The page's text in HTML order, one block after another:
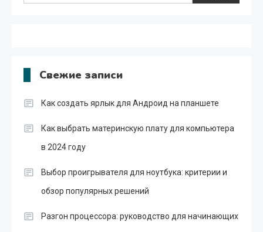
Свежие записи
Как создать ярлык для Андроид на планшете
Как выбрать материнскую плату для компьютера
в 2024 году
Выбор проигрывателя для ноутбука: критерии и
обзор популярных решений
Разгон процессора: руководство для начинающих